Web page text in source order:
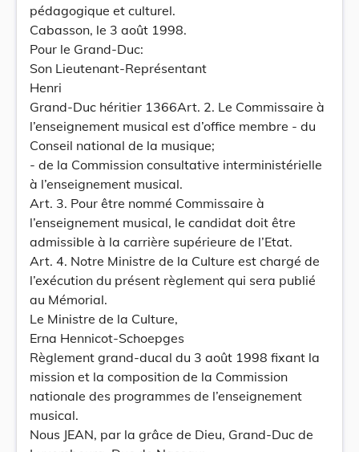
pédagogique et culturel.
Cabasson, le 3 août 1998.
Pour le Grand-Duc:
Son Lieutenant-Représentant
Henri
Grand-Duc héritier 1366Art. 2. Le Commissaire à
l’enseignement musical est d’office membre - du
Conseil national de la musique;
- de la Commission consultative interministérielle
à l’enseignement musical.
Art. 3. Pour être nommé Commissaire à
l’enseignement musical, le candidat doit être
admissible à la carrière supérieure de l’Etat.
Art. 4. Notre Ministre de la Culture est chargé de
l’exécution du présent règlement qui sera publié
au Mémorial.
Le Ministre de la Culture,
Erna Hennicot-Schoepges
Règlement grand-ducal du 3 août 1998 fixant la
mission et la composition de la Commission
nationale des programmes de l’enseignement
musical.
Nous JEAN, par la grâce de Dieu, Grand-Duc de